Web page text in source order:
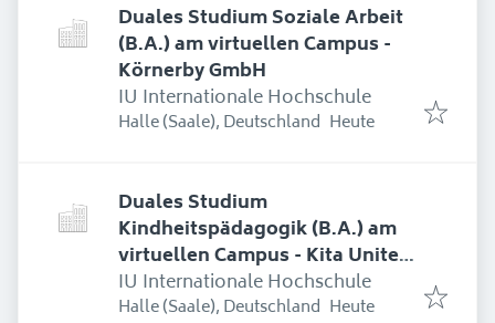
Duales Studium Soziale Arbeit
(B.A.) am virtuellen Campus -
Körnerby GmbH
IU Internationale Hochschule
Halle (Saale), Deutschland Erschienen
Heute
Duales Studium
Kindheitspädagogik (B.A.) am
virtuellen Campus - Kita United
Kids gGmbH
IU Internationale Hochschule
Halle (Saale), Deutschland Erschienen
Heute